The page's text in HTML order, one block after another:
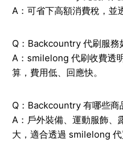
A：可省下高額消費稅，並
Q：Backcountry 代刷服務
A：smilelong 代刷收費透
算，費用低、回應快。
Q：Backcountry 有哪些商
A：戶外裝備、運動服飾、
大，適合透過 smilelong 代